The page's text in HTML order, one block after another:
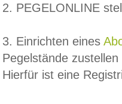
2. PEGELONLINE
3. Einrichten eines
Pegelstände
Hierfür ist eine